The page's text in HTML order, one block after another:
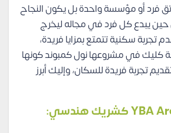
فرد أو مؤسسة واحدة بل يكون النجاح
يبدع كل فرد في مجاله ليخرج
تجربة سكنية تتمتع بمزايا فريدة،
كليك في مشروعها نول كمبوند كونها
تجربة فريدة للسكان، وإليك أبرز